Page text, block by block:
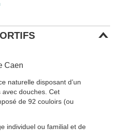
Caen
naturelle disposant d’un
douches. Cet
de 92 couloirs (ou
individuel ou familial et de